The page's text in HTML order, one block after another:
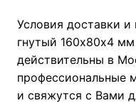
Условия доставки
гнутый 160х80х4 мм
действительны в
профессиональные
и свяжутся с Вами